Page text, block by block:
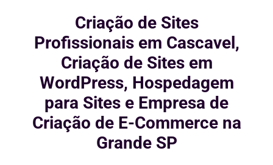
Criação de Sites
Profissionais em Cascavel,
Criação de Sites em
WordPress, Hospedagem
para Sites e Empresa de
Criação de E-Commerce na
Grande SP